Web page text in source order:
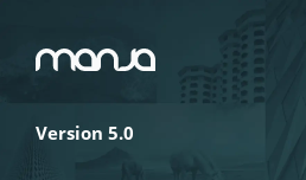
Navigation
Version 5.0